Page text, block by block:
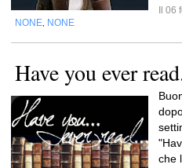
Il
NONE NONE
Have you ever
che